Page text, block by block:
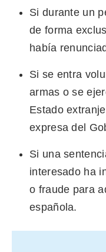
Si durante un
de forma
había
Si se entra
armas o se
Estado
expresa del
Si una
interesado ha
o fraude para
española.